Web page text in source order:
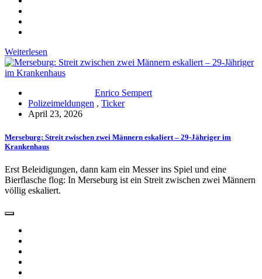
Weiterlesen
Enrico Sempert
Polizeimeldungen , Ticker
April 23, 2026
Merseburg: Streit zwischen zwei Männern eskaliert – 29-Jähriger im
Krankenhaus
Erst Beleidigungen, dann kam ein Messer ins Spiel und eine
Bierflasche flog: In Merseburg ist ein Streit zwischen zwei Männern
völlig eskaliert.